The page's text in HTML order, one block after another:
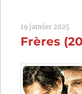
19 janvier 2025
Frères